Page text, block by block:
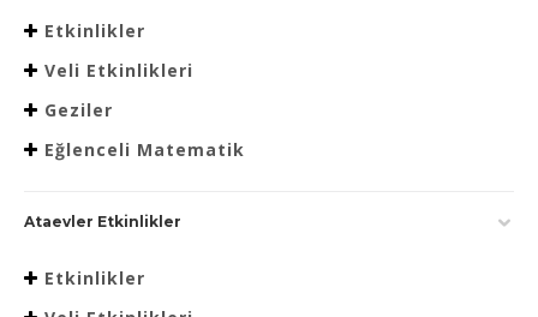
Etkinlikler
Veli Etkinlikleri
Geziler
Eğlenceli Matematik
Ataevler Etkinlikler
Etkinlikler